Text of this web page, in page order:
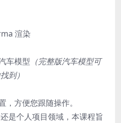
渲染
车模型 （完整版汽车模型可
到）
，方便您跟随操作。
是个人项目领域，本课程旨